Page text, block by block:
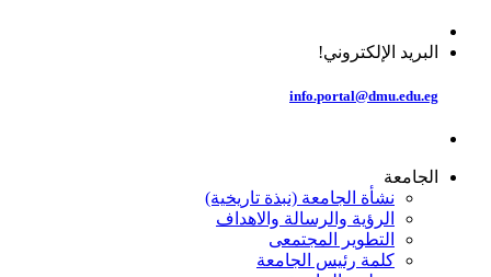
البريد الإلكتروني!
info.portal@dmu.edu.eg
الجامعة
نشأة الجامعة (نبذة تاريخية)
الرؤية والرسالة والاهداف
التطوير المجتمعى
كلمة رئيس الجامعة